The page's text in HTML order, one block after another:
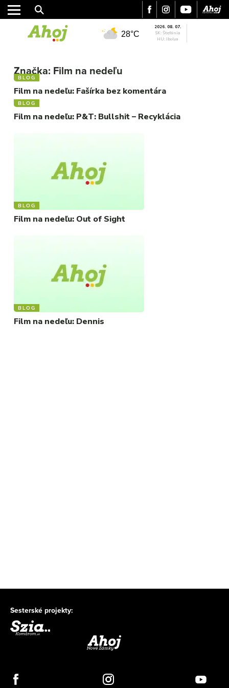
REGIÓN
28°C
2026. 08. 07.
SK: Štefánia
HU: Ibolya
Značka: Film na nedeľu
BLOG
Film na nedeľu: Fašírka bez komentára
BLOG
Film na nedeľu: P&T: Bullshit – Recyklácia
BLOG
Film na nedeľu: Out of Sight
BLOG
Film na nedeľu: Dennis
Sesterské projekty: